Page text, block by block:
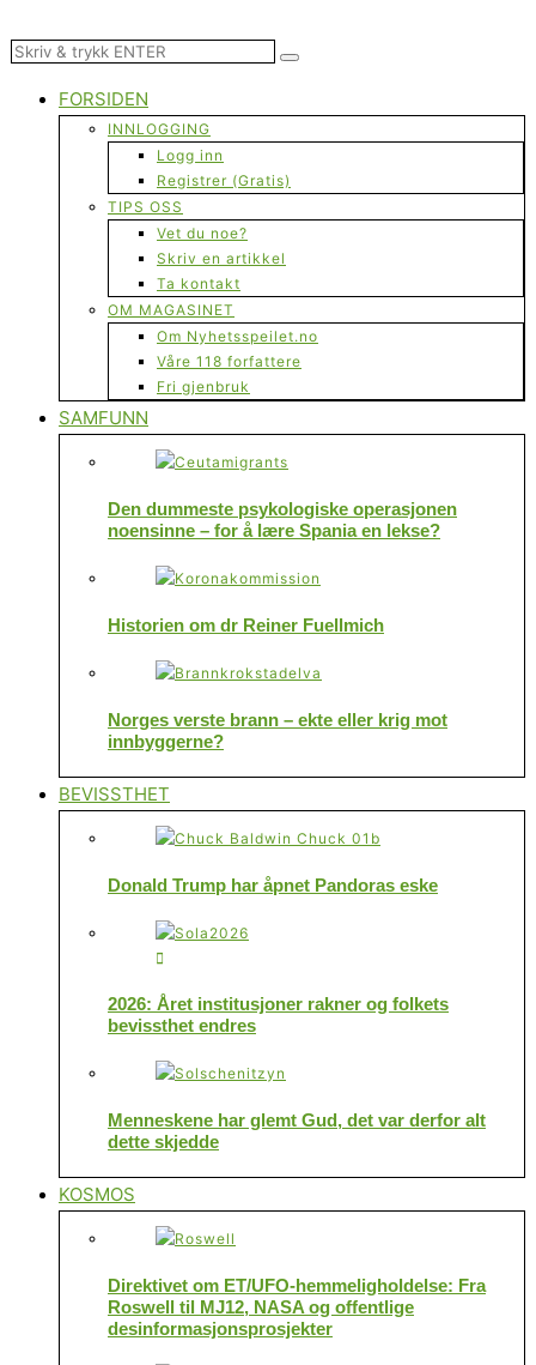
FORSIDEN
INNLOGGING
Logg inn
Registrer (Gratis)
TIPS OSS
Vet du noe?
Skriv en artikkel
Ta kontakt
OM MAGASINET
Om Nyhetsspeilet.no
Våre 118 forfattere
Fri gjenbruk
SAMFUNN
Den dummeste psykologiske operasjonen
noensinne – for å lære Spania en lekse?
Historien om dr Reiner Fuellmich
Norges verste brann – ekte eller krig mot
innbyggerne?
BEVISSTHET
Donald Trump har åpnet Pandoras eske
2026: Året institusjoner rakner og folkets
bevissthet endres
Menneskene har glemt Gud, det var derfor alt
dette skjedde
KOSMOS
Direktivet om ET/UFO-hemmeligholdelse: Fra
Roswell til MJ12, NASA og offentlige
desinformasjonsprosjekter